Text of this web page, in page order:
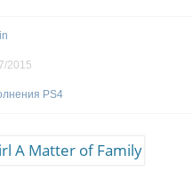
2015
PS4